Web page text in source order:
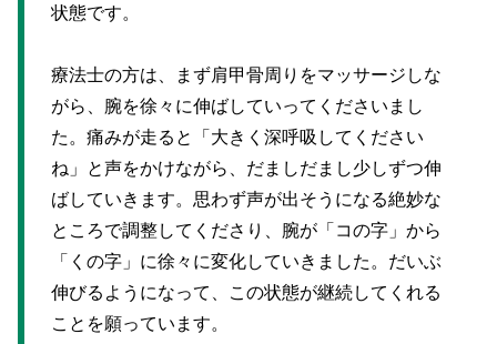
状態です。
療法士の方は、まず肩甲骨周りをマッサージしな
がら、腕を徐々に伸ばしていってくださいまし
た。痛みが走ると「大きく深呼吸してください
ね」と声をかけながら、だましだまし少しずつ伸
ばしていきます。思わず声が出そうになる絶妙な
ところで調整してくださり、腕が「コの字」から
「くの字」に徐々に変化していきました。だいぶ
伸びるようになって、この状態が継続してくれる
ことを願っています。